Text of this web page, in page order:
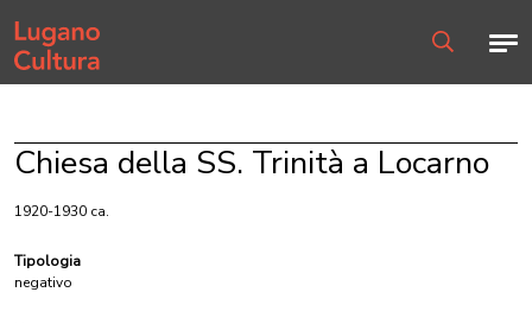
Home page
Chiesa della SS. Trinità a Locarno
1920-1930 ca.
Tipologia
negativo